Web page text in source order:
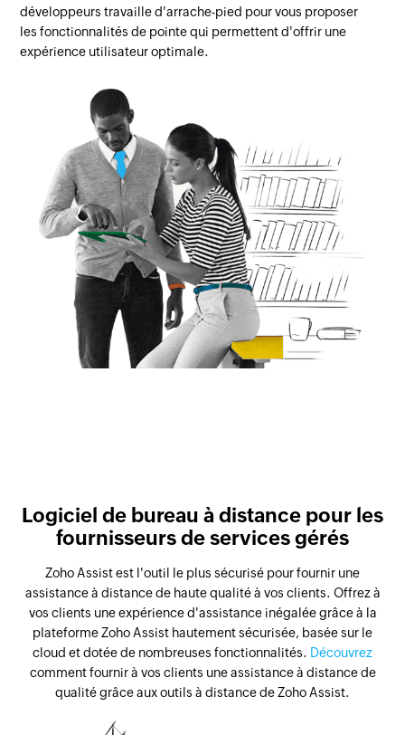
développeurs travaille d'arrache-pied pour vous proposer
les fonctionnalités de pointe qui permettent d'offrir une
expérience utilisateur optimale.
Logiciel de bureau à distance pour les
fournisseurs de services gérés
Zoho Assist est l'outil le plus sécurisé pour fournir une
assistance à distance de haute qualité à vos clients. Offrez à
vos clients une expérience d'assistance inégalée grâce à la
plateforme Zoho Assist hautement sécurisée, basée sur le
cloud et dotée de nombreuses fonctionnalités. Découvrez
comment fournir à vos clients une assistance à distance de
qualité grâce aux outils à distance de Zoho Assist.